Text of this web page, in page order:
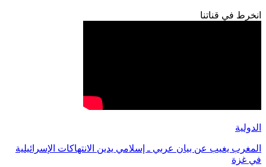
انخرط في قناتنا
الدولية
المغرب يغيب عن بيان عربي ـ إسلامي يدين الانتهاكات الإسرائيلية
في غزة